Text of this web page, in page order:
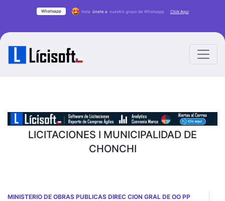
Whatsapp Hola únete a nuestro grupo de Whatsapp Click Aqui
LICITACIONES I MUNICIPALIDAD DE
CHONCHI
MINISTERIO DE OBRAS PUBLICAS DIREC CION GRAL DE OO PP